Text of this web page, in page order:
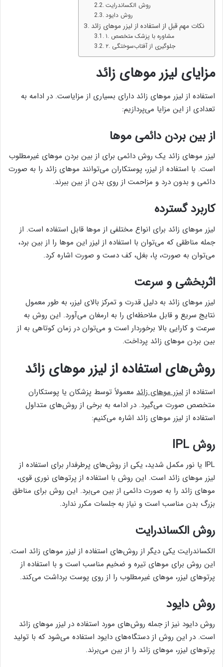
روش الکساندرایت
روش دایود
نکات مهم قبل از استفاده از لیزر موهای زائد
۱. مشاوره با پزشک متخصص
۲. جلوگیری از آفتاب‌سوختگی
مزایای لیزر موهای زائد
استفاده از لیزر موهای زائد دارای بسیاری از مزایاست. در ادامه به
تعدادی از این مزایا می‌پردازیم:
از بین بردن دائمی موها
لیزر موهای زائد یک روش دائمی برای از بین بردن موهای غیرمطلوب
است. با استفاده از لیزر، پوستکاران می‌توانند موهای زائد را به صورت
دائمی و بدون درد و مزاحمت از روی بدن از بین ببرند.
کاربرد گسترده
لیزر موهای زائد برای انواع مختلفی از موها قابل استفاده است. از
جمله مناطقی که می‌توان با استفاده از لیزر این موها را از بین برد،
می‌توان به صورت، پا، بغل، کف دست و صورت اشاره کرد.
اثربخشی و سرعت
لیزر موهای زائد به دلیل قدرت و تمرکز بالای لیزر، به طور معمول
نتایج سریع و قابل ملاحظه‌ای را به ارمغان می‌آورد. این روش به
سرعت و کارایی بالا برخوردار است و می‌توان در زمان کوتاهی به از
بین بردن موهای زائد پرداخت.
روش‌های استفاده از لیزر موهای زائد
استفاده از لیزر موهای زائد معمولاً توسط پزشکان یا پوستکاران
متخصص صورت می‌گیرد. در ادامه به برخی از روش‌های متداول
استفاده از لیزر موهای زائد اشاره می‌کنیم:
روش IPL
IPL یا نور مکمل شدید، یکی از روش‌های پرطرفدار برای استفاده از
لیزر موهای زائد است. این روش با استفاده از پرتوهای نوری قوی،
موهای زائد را به صورت دائمی از بین می‌برد. این روش برای مناطق
بزرگ بدن مناسب است و نیاز به جلسات مکرر ندارد.
روش الکساندرایت
الکساندرایت یکی دیگر از روش‌های استفاده از لیزر موهای زائد است.
این روش برای موهای تیره و ضخیم مناسب است و با استفاده از
پرتوهای لیزر، موهای غیرمطلوب را از روی پوست برداشت می‌کند.
روش دایود
روش دایود نیز از جمله روش‌های مورد استفاده در لیزر موهای زائد
است. در این روش از دستگاه‌های دایود استفاده می‌شود که با تولید
پرتوهای لیزر، موهای زائد را از بین می‌برند.